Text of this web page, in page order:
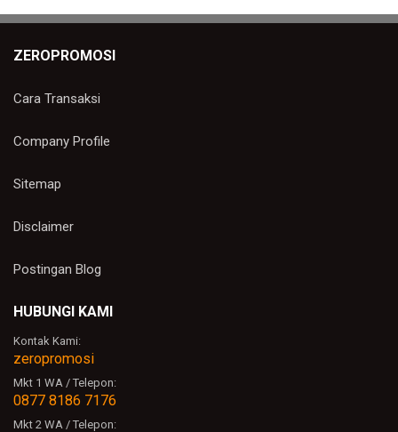
ZEROPROMOSI
Cara Transaksi
Company Profile
Sitemap
Disclaimer
Postingan Blog
HUBUNGI KAMI
Kontak Kami:
zeropromosi
Mkt 1 WA / Telepon:
0877 8186 7176
Mkt 2 WA / Telepon: